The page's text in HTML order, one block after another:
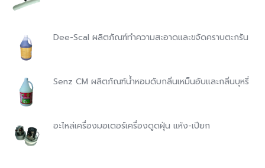
Dee-Scal ผลิตภัณฑ์ทำความสะอาดและขจัดคราบตะกรัน
Senz CM ผลิตภัณฑ์น้ำหอมดับกลิ่นเหม็นอับและกลิ่นบุหรี่
อะไหล่เครื่องมอเตอร์เครื่องดูดฝุ่น แห้ง-เปียก